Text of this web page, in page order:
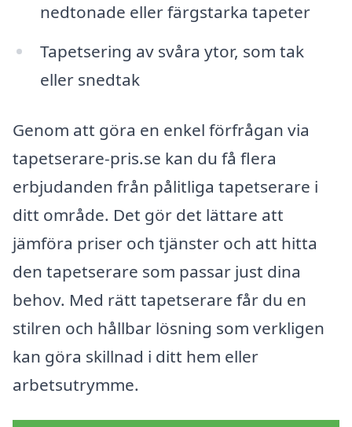
nedtonade eller färgstarka tapeter
Tapetsering av svåra ytor, som tak
eller snedtak
Genom att göra en enkel förfrågan via
tapetserare-pris.se kan du få flera
erbjudanden från pålitliga tapetserare i
ditt område. Det gör det lättare att
jämföra priser och tjänster och att hitta
den tapetserare som passar just dina
behov. Med rätt tapetserare får du en
stilren och hållbar lösning som verkligen
kan göra skillnad i ditt hem eller
arbetsutrymme.